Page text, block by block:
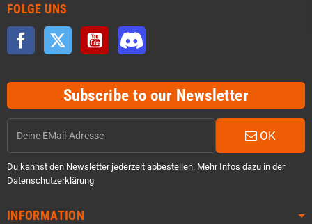
FOLGE UNS
Facebook Twitter YouTube
Subscribe to our Newsletter
OK
Du kannst den Newsletter jederzeit abbestellen. Mehr Infos dazu in der
Datenschutzerklärung
INFORMATION